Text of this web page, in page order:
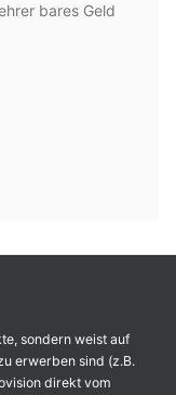
bares Geld
sondern weist auf
erwerben sind (z.B.
direkt vom